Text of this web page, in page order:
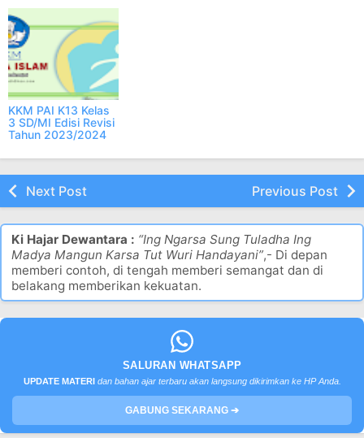
KKM PAI K13 Kelas
3 SD/MI Edisi Revisi
Tahun 2023/2024
Next Post Previous Post
Ki Hajar Dewantara : “Ing Ngarsa Sung Tuladha Ing
Madya Mangun Karsa Tut Wuri Handayani”,- Di depan
memberi contoh, di tengah memberi semangat dan di
belakang memberikan kekuatan.
SALURAN WHATSAPP
UPDATE MATERI dan bahan ajar terbaru akan langsung dikirimkan ke HP Anda.
GABUNG SEKARANG ➔